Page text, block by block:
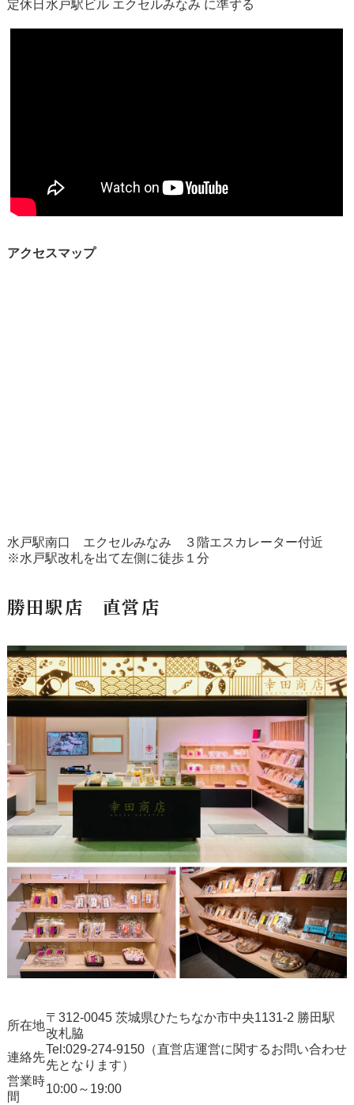
定休日 水戸駅ビル エクセルみなみ に準ずる
アクセスマップ
水戸駅南口 エクセルみなみ ３階エスカレーター付近
※水戸駅改札を出て左側に徒歩１分
勝田駅店 直営店
所在地
〒312-0045 茨城県ひたちなか市中央1131-2 勝田駅
改札脇
連絡先
Tel:029-274-9150（直営店運営に関するお問い合わせ
先となります）
営業時
間
10:00～19:00